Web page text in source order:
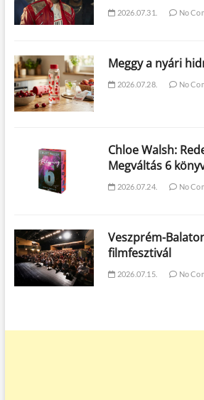
2026.07.31. No
Meggy a nyári
2026.07.28. No
Chloe Walsh:
Megváltás 6
2026.07.24. No
Veszprém-
filmfesztivál
2026.07.15. No